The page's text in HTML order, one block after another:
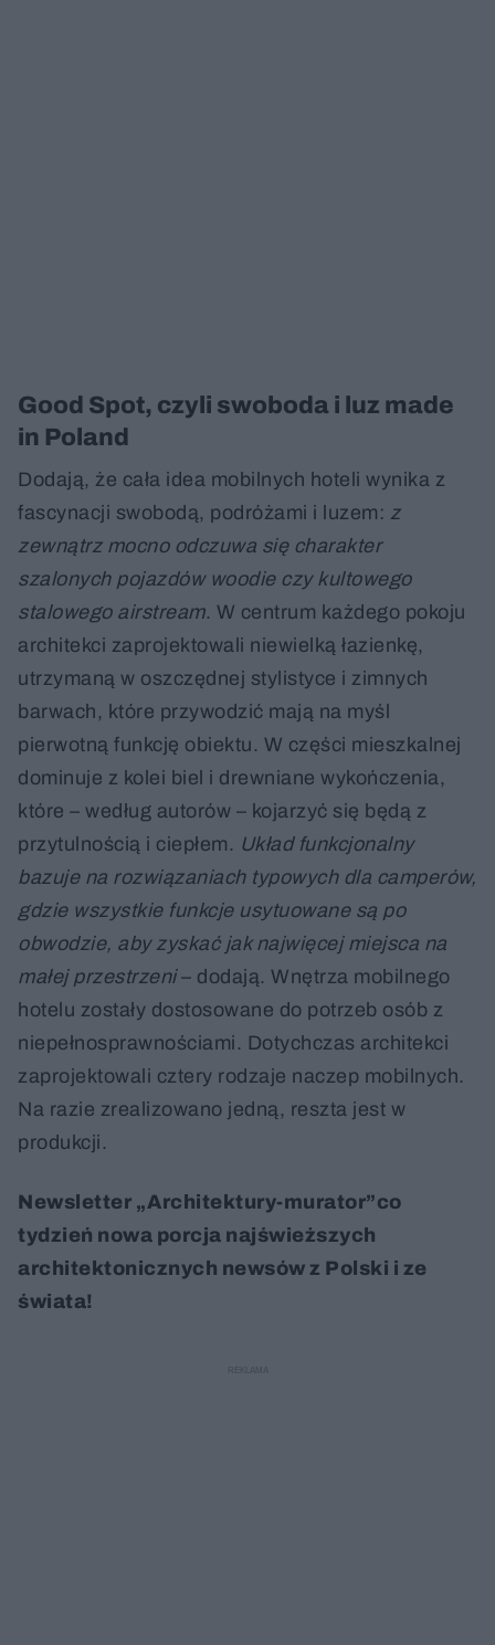
Good Spot, czyli swoboda i luz made
in Poland
Dodają, że cała idea mobilnych hoteli wynika z
fascynacji swobodą, podróżami i luzem: z
zewnątrz mocno odczuwa się charakter
szalonych pojazdów woodie czy kultowego
stalowego airstream. W centrum każdego pokoju
architekci zaprojektowali niewielką łazienkę,
utrzymaną w oszczędnej stylistyce i zimnych
barwach, które przywodzić mają na myśl
pierwotną funkcję obiektu. W części mieszkalnej
dominuje z kolei biel i drewniane wykończenia,
które – według autorów – kojarzyć się będą z
przytulnością i ciepłem. Układ funkcjonalny
bazuje na rozwiązaniach typowych dla camperów,
gdzie wszystkie funkcje usytuowane są po
obwodzie, aby zyskać jak najwięcej miejsca na
małej przestrzeni– dodają. Wnętrza mobilnego
hotelu zostały dostosowane do potrzeb osób z
niepełnosprawnościami. Dotychczas architekci
zaprojektowali cztery rodzaje naczep mobilnych.
Na razie zrealizowano jedną, reszta jest w
produkcji.
Newsletter „Architektury-murator”co
tydzień nowa porcja najświeższych
architektonicznych newsów z Polski i ze
świata!